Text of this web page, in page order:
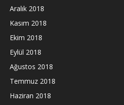
Aralık 2018
Kasım 2018
Ekim 2018
Eylül 2018
Ağustos 2018
Temmuz 2018
Haziran 2018